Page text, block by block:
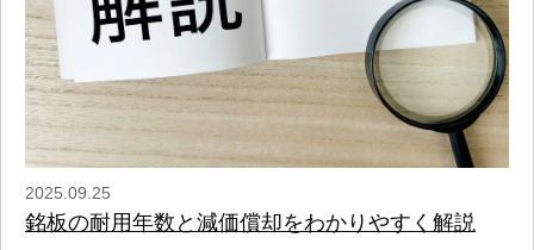
2025.09.25
銘板の耐用年数と減価償却をわかりやすく解説